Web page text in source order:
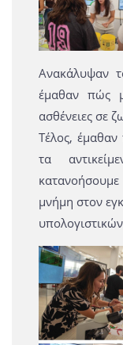
Ανακάλυψαν
έμαθαν πώς
ασθένειες σε
Τέλος, έμαθαν
τα
μνήμη στον